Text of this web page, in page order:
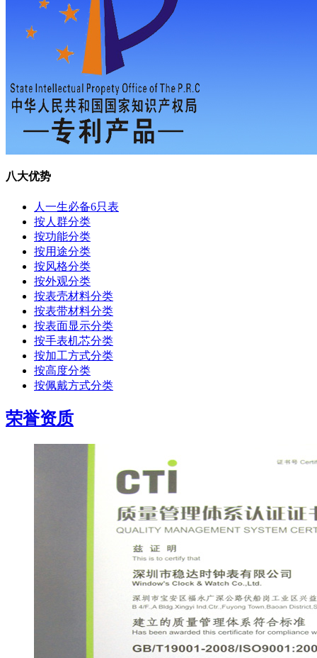
八大优势
人一生必备6只表
按人群分类
按功能分类
按用途分类
按风格分类
按外观分类
按表壳材料分类
按表带材料分类
按表面显示分类
按手表机芯分类
按加工方式分类
按高度分类
按佩戴方式分类
荣誉资质